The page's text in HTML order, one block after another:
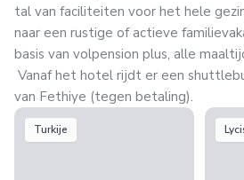
tal van faciliteiten voor het hele
naar een rustige of actieve
basis van volpension plus, alle
Vanaf het hotel rijdt er een
van Fethiye (tegen betaling).
Turkije